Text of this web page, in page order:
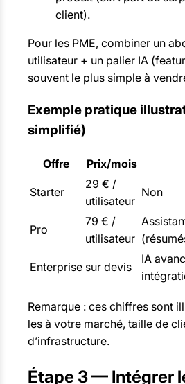
client).
Pour les PME, combiner un
utilisateur + un palier IA
souvent le plus simple à
Exemple pratique
simplifié)
Offre Prix/mois
Starter
29 € /
utilisateur
Non
Pro
79 € /
utilisateur
Enterprise sur devis
IA
Remarque : ces chiffres sont
les à votre marché, taille de
d’infrastructure.
Étape 3 — Intégrer